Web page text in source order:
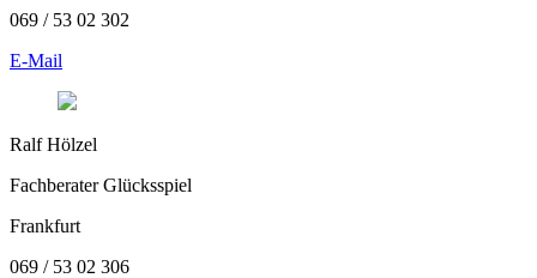
069 / 53 02 302
E-Mail
Ralf Hölzel
Fachberater Glücksspiel
Frankfurt
069 / 53 02 306